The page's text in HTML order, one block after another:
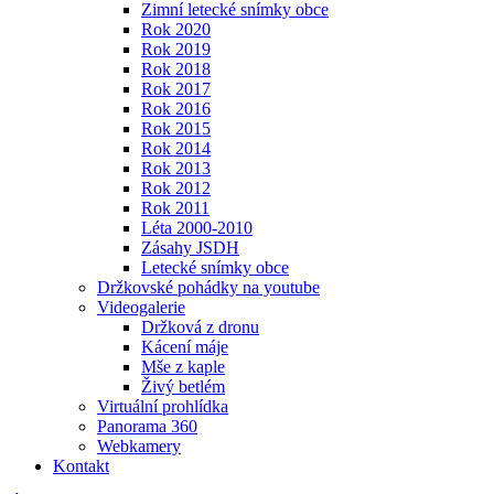
Zimní letecké snímky obce
Rok 2020
Rok 2019
Rok 2018
Rok 2017
Rok 2016
Rok 2015
Rok 2014
Rok 2013
Rok 2012
Rok 2011
Léta 2000-2010
Zásahy JSDH
Letecké snímky obce
Držkovské pohádky na youtube
Videogalerie
Držková z dronu
Kácení máje
Mše z kaple
Živý betlém
Virtuální prohlídka
Panorama 360
Webkamery
Kontakt